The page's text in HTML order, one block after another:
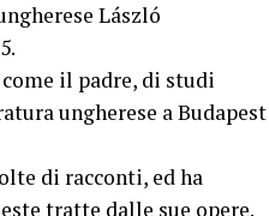
László
il padre, di studi
ungherese a Budapest
di racconti, ed ha
tratte dalle sue opere.